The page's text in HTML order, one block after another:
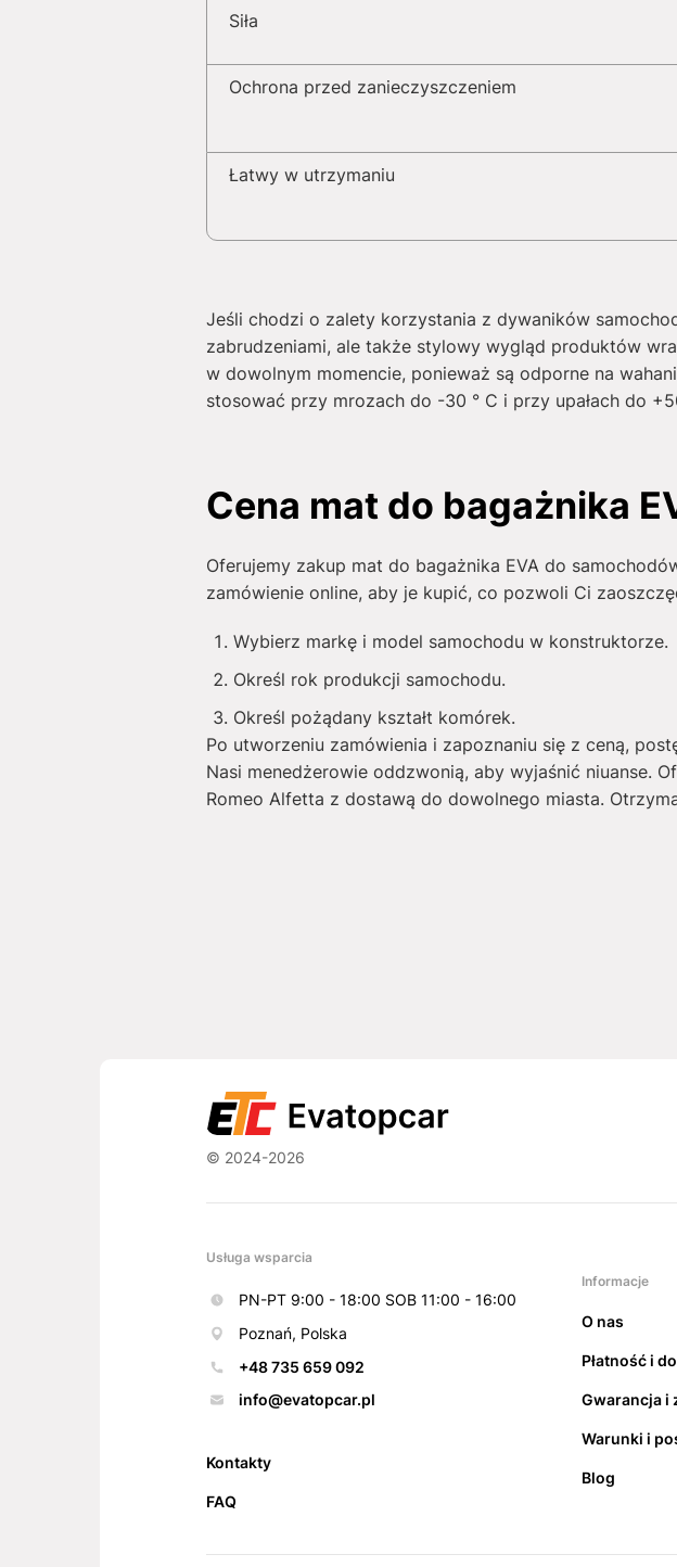
Siła
Ochrona przed zanieczyszczeniem
Łatwy w utrzymaniu
Jeśli chodzi o zalety korzystania z dywaników
zabrudzeniami, ale także stylowy wygląd produktów
w dowolnym momencie, ponieważ są odporne na
stosować przy mrozach do -30 ° C i przy upałach do
Cena mat do bagażnika
Oferujemy zakup mat do bagażnika EVA do
zamówienie online, aby je kupić, co pozwoli Ci
Wybierz markę i model samochodu w konstruktorze.
Określ rok produkcji samochodu.
Określ pożądany kształt komórek.
Po utworzeniu zamówienia i zapoznaniu się z ceną,
Nasi menedżerowie oddzwonią, aby wyjaśnić niuanse.
Romeo Alfetta z dostawą do dowolnego miasta.
© 2024-2026
Usługa wsparcia
PN-PT 9:00 - 18:00 SOB 11:00 - 16:00
Poznań, Polska
+48 735 659 092
info@evatopcar.pl
Kontakty
FAQ
Informacje
O nas
Płatność i
Gwarancja i
Warunki i
Blog